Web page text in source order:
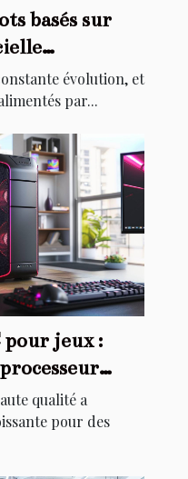
basés sur
évolution, et
par...
pour jeux :
qualité a
pour des